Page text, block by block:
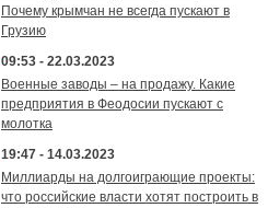
Почему крымчан не всегда пускают в
Грузию
09:53 - 22.03.2023
Военные заводы – на продажу. Какие
предприятия в Феодосии пускают с
молотка
19:47 - 14.03.2023
Миллиарды на долгоиграющие проекты:
что российские власти хотят построить в